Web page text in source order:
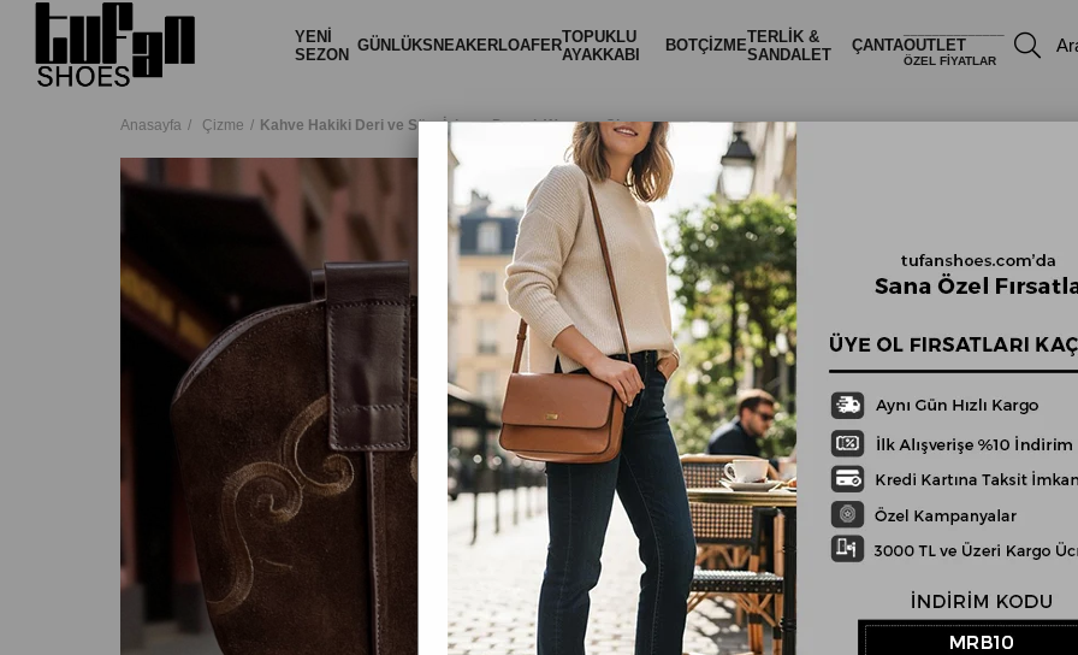
YENİ
SEZON GÜNLÜKSNEAKERLOAFERTOPUKLU
AYAKKABI
BOTÇİZMETERLİK &
SANDALET
ÇANTAOUTLET
ÖZEL FİYATLAR
Anasayfa Çizme Kahve Hakiki Deri ve Süet İşleme Detaylı Western Çizme
İşleme Detaylı
Western Çizme
₺4.449,00
Stok Kodu
İndirim Oranı
RENK
Kahve